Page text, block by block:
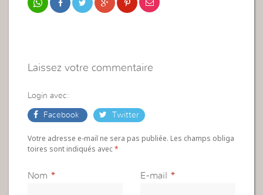
Laissez votre commentaire
Login avec:
Facebook Twitter
Votre adresse e-mail ne sera pas publiée. Les champs obliga
toires sont indiqués avec*
Nom * E-mail *